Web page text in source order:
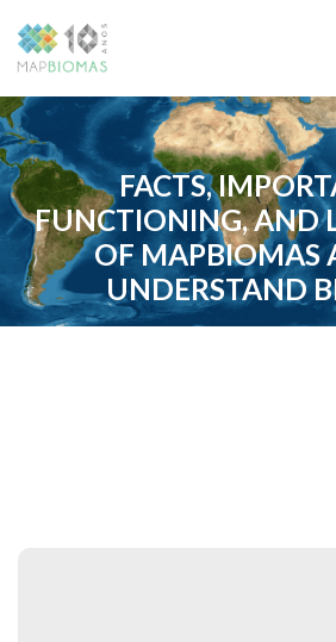
FACTS,
FUNCTIONING, AND
OF MAPBIOMAS
UNDERSTAND